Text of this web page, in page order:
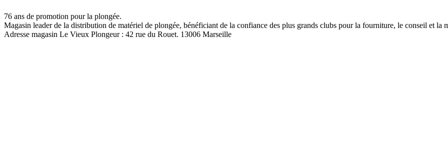
76 ans de promotion pour la plongée.
Magasin leader de la distribution de matériel de plongée, bénéficiant de la confiance des plus grands clubs pour la fourniture, le conseil et la
Adresse magasin Le Vieux Plongeur : 42 rue du Rouet. 13006 Marseille